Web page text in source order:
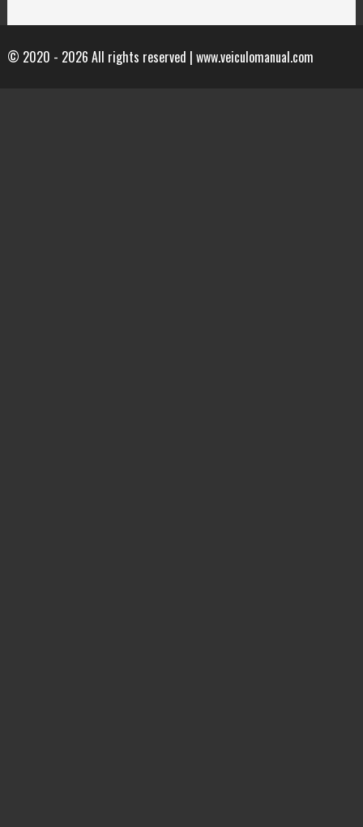
© 2020 - 2026 All rights reserved | www.veiculomanual.com